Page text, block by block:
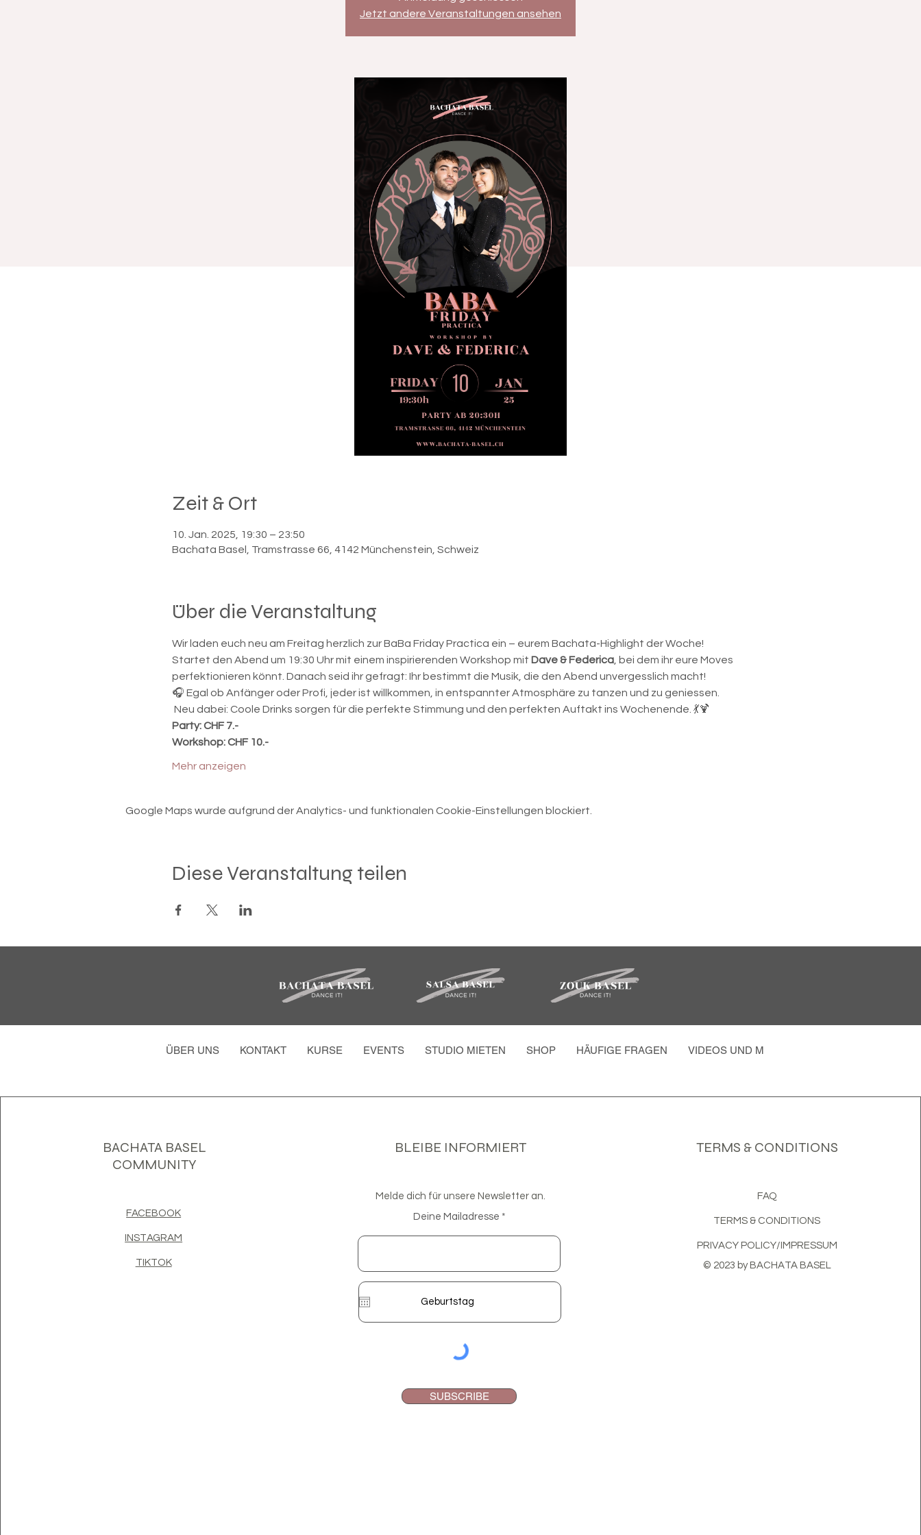
Jetzt andere Veranstaltungen ansehen
Zeit & Ort
10. Jan. 2025, 19:30 – 23:50
Bachata Basel, Tramstrasse 66, 4142 Münchenstein, Schweiz
Über die Veranstaltung
Wir laden euch neu am Freitag herzlich zur BaBa Friday Practica ein – eurem Bachata-Highlight der Woche!
Startet den Abend um 19:30 Uhr mit einem inspirierenden Workshop mit Dave & Federica, bei dem ihr eure Moves
perfektionieren könnt. Danach seid ihr gefragt: Ihr bestimmt die Musik, die den Abend unvergesslich macht!
🎧 Egal ob Anfänger oder Profi, jeder ist willkommen, in entspannter Atmosphäre zu tanzen und zu geniessen.
Neu dabei: Coole Drinks sorgen für die perfekte Stimmung und den perfekten Auftakt ins Wochenende. 💃🍹
Party: CHF 7.-
Workshop: CHF 10.-
Mehr anzeigen
Google Maps wurde aufgrund der Analytics- und funktionalen Cookie-Einstellungen blockiert.
Diese Veranstaltung teilen
ÜBER UNS KONTAKT KURSE EVENTS STUDIO MIETEN SHOP HÄUFIGE FRAGEN VIDEOS UND MEHR
BACHATA BASEL
COMMUNITY
FACEBOOK
INSTAGRAM
TIKTOK
BLEIBE INFORMIERT
Melde dich für unsere Newsletter an.
Deine Mailadresse
SUBSCRIBE
TERMS & CONDITIONS
FAQ
TERMS & CONDITIONS
PRIVACY POLICY/IMPRESSUM
© 2023 by BACHATA BASEL